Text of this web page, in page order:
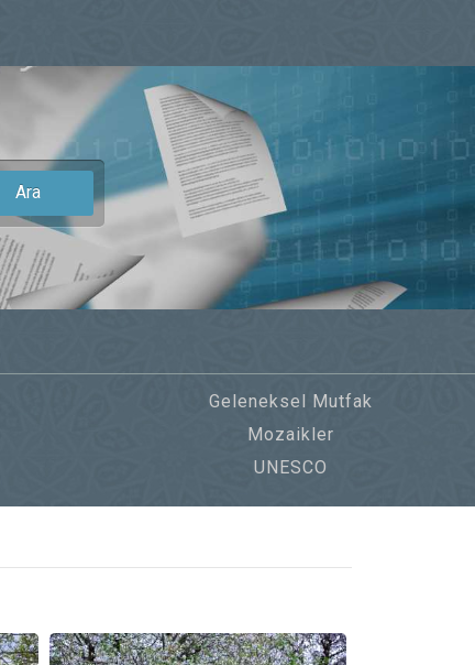
Ara
Geleneksel Mutfak
Mozaikler
UNESCO